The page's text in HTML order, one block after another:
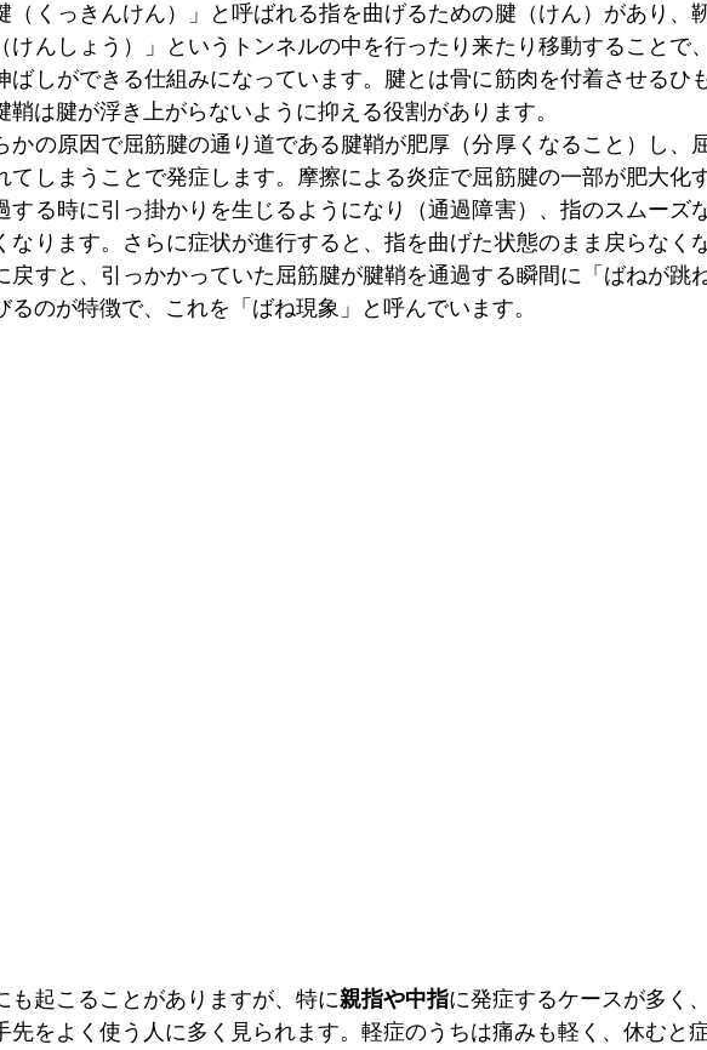
（くっきんけん）」と呼ばれる指を曲げるための腱（けん）があり、
けんしょう）」というトンネルの中を行ったり来たり移動することで、
ばしができる仕組みになっています。腱とは骨に筋肉を付着させるひ
鞘は腱が浮き上がらないように抑える役割があります。
かの原因で屈筋腱の通り道である腱鞘が肥厚（分厚くなること）し、
てしまうことで発症します。摩擦による炎症で屈筋腱の一部が肥大化
する時に引っ掛かりを生じるようになり（通過障害）、指のスムーズ
なります。さらに症状が進行すると、指を曲げた状態のまま戻らなく
戻すと、引っかかっていた屈筋腱が腱鞘を通過する瞬間に「ばねが跳
るのが特徴で、これを「ばね現象」と呼んでいます。
も起こることがありますが、特に親指や中指に発症するケースが多く、
先をよく使う人に多く見られます。軽症のうちは痛みも軽く、休むと